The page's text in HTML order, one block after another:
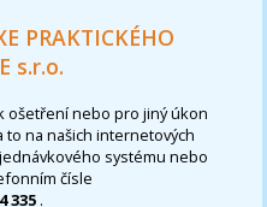
PRAKTICKÉHO
s.r.o.
ošetření nebo pro jiný úkon
na našich internetových
systému nebo
čísle
335 .